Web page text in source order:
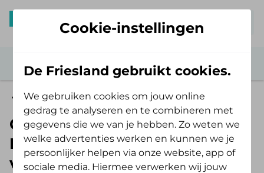
Zorg verzekerd
Goed voorbereid bevallen?
Regel alvast het kraampakket
van De Friesland
Cookie-instellingen
De Friesland gebruikt cookies.
We gebruiken cookies om jouw online
gedrag te analyseren en te combineren met
gegevens die we van je hebben. Zo weten we
welke advertenties werken en kunnen we je
persoonlijker helpen via onze website, app of
sociale media. Hiermee verwerken wij jouw